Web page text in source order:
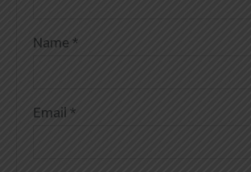
Name *
Email *